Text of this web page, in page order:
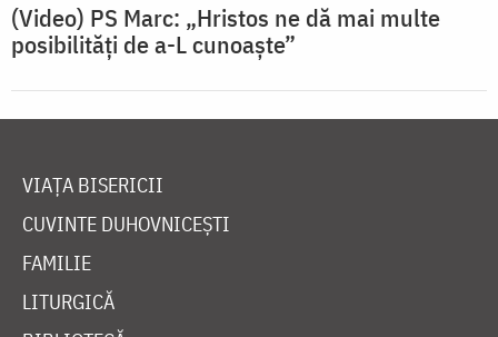
(Video) PS Marc: „Hristos ne dă mai multe
posibilități de a-L cunoaște”
VIAȚA BISERICII
CUVINTE DUHOVNICEȘTI
FAMILIE
LITURGICĂ